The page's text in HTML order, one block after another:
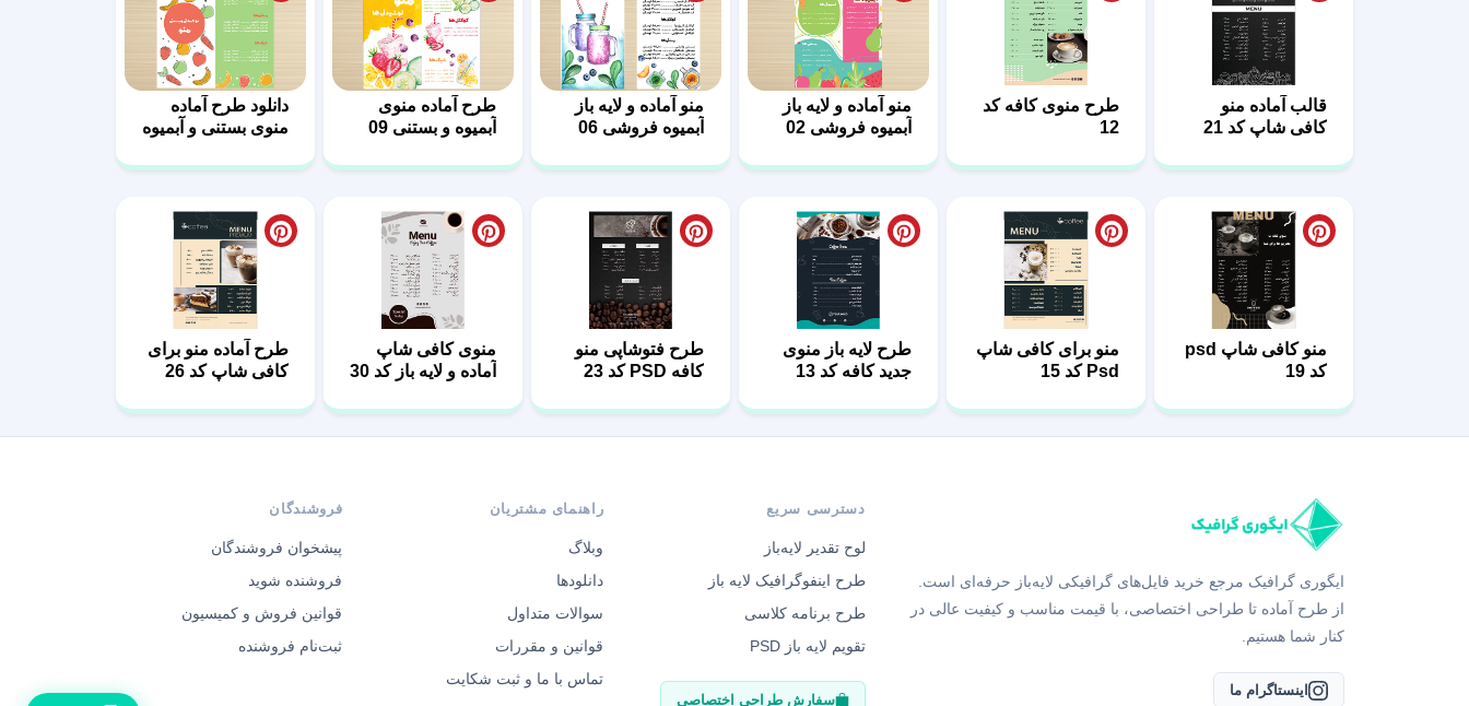
قالب آماده منو
کافی شاپ کد 21
طرح منوی کافه کد
12
منو آماده و لایه باز
آبمیوه فروشی 02
منو آماده و لایه باز
آبمیوه فروشی 06
طرح آماده منوی
آبمیوه و بستنی 09
دانلود طرح آماده
منوی بستنی و آبمیوه
منو کافی شاپ psd
کد 19
منو برای کافی شاپ
Psd کد 15
طرح لایه باز منوی
جدید کافه کد 13
طرح فتوشاپی منو
کافه PSD کد 23
منوی کافی شاپ
آماده و لایه باز کد 30
طرح آماده منو برای
کافی شاپ کد 26
ایگوری گرافیک مرجع خرید فایل‌های گرافیکی لایه‌باز حرفه‌ای است.
از طرح آماده تا طراحی اختصاصی، با قیمت مناسب و کیفیت عالی در
کنار شما هستیم.
اینستاگرام ما
دسترسی سریع
لوح تقدیر لایه‌باز
طرح اینفوگرافیک لایه باز
طرح برنامه کلاسی
تقویم لایه باز PSD
سفارش طراحی اختصاصی
راهنمای مشتریان
وبلاگ
دانلودها
سوالات متداول
قوانین و مقررات
تماس با ما و ثبت شکایت
فروشندگان
پیشخوان فروشندگان
فروشنده شوید
قوانین فروش و کمیسیون
ثبت‌نام فروشنده